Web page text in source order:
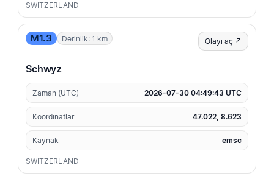
SWITZERLAND
M1.3 Derinlik: 1 km Olayı aç ↗
Schwyz
Zaman (UTC) 2026-07-30 04:49:43 UTC
Koordinatlar 47.022, 8.623
Kaynak emsc
SWITZERLAND